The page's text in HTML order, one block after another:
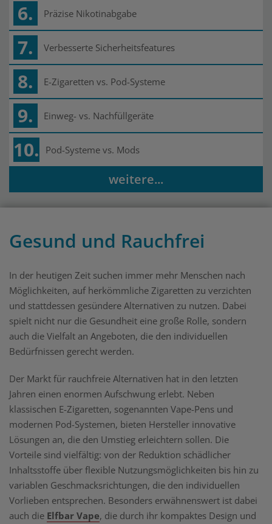
6. Präzise Nikotinabgabe
7. Verbesserte Sicherheitsfeatures
8. E-Zigaretten vs. Pod-Systeme
9. Einweg- vs. Nachfüllgeräte
10. Pod-Systeme vs. Mods
weitere...
Gesund und Rauchfrei
In der heutigen Zeit suchen immer mehr Menschen nach
Möglichkeiten, auf herkömmliche Zigaretten zu verzichten
und stattdessen gesündere Alternativen zu nutzen. Dabei
spielt nicht nur die Gesundheit eine große Rolle, sondern
auch die Vielfalt an Angeboten, die den individuellen
Bedürfnissen gerecht werden.
Der Markt für rauchfreie Alternativen hat in den letzten
Jahren einen enormen Aufschwung erlebt. Neben
klassischen E-Zigaretten, sogenannten Vape-Pens und
modernen Pod-Systemen, bieten Hersteller innovative
Lösungen an, die den Umstieg erleichtern sollen. Die
Vorteile sind vielfältig: von der Reduktion schädlicher
Inhaltsstoffe über flexible Nutzungsmöglichkeiten bis hin zu
variablen Geschmacksrichtungen, die den individuellen
Vorlieben entsprechen. Besonders erwähnenswert ist dabei
auch die Elfbar Vape, die durch ihr kompaktes Design und